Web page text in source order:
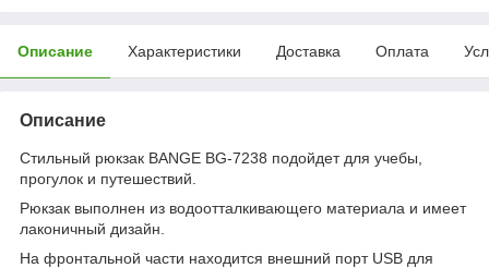
Описание Характеристики Доставка Оплата
Описание
Стильный рюкзак BANGE BG-7238 подойдет для учебы,
прогулок и путешествий.
Рюкзак выполнен из водоотталкивающего материала и имеет
лаконичный дизайн.
На фронтальной части находится внешний порт USB для